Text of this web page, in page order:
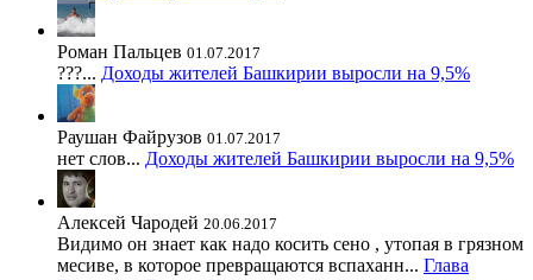
Роман Пальцев 01.07.2017
???... Доходы жителей Башкирии выросли на 9,5%
Раушан Файрузов 01.07.2017
нет слов... Доходы жителей Башкирии выросли на 9,5%
Алексей Чародей 20.06.2017
Видимо он знает как надо косить сено , утопая в грязном
месиве, в которое превращаются вспаханн... Глава